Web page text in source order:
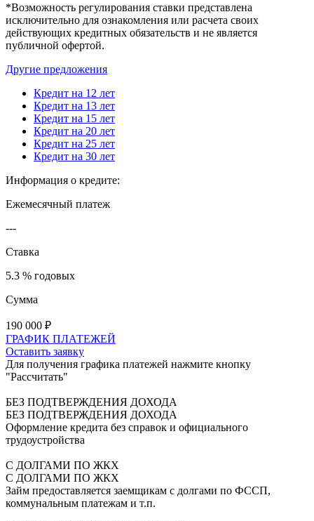
*Возможность регулирования ставки представлена
исключительно для ознакомления или расчета своих
действующих кредитных обязательств и не является
публичной офертой.
Другие предложения
Кредит на 12 лет
Кредит на 13 лет
Кредит на 15 лет
Кредит на 20 лет
Кредит на 25 лет
Кредит на 30 лет
Информация о кредите:
Ежемесячный платеж
---
Ставка
5.3 % годовых
Сумма
190 000 ₽
ГРАФИК ПЛАТЕЖЕЙ
Оставить заявку
Для получения графика платежей нажмите кнопку
"Рассчитать"
БЕЗ ПОДТВЕРЖДЕНИЯ ДОХОДА
БЕЗ ПОДТВЕРЖДЕНИЯ ДОХОДА
Оформление кредита без справок и официального
трудоустройства
С ДОЛГАМИ ПО ЖКХ
С ДОЛГАМИ ПО ЖКХ
Займ предоставляется заемщикам с долгами по ФССП,
коммунальным платежам и т.п.